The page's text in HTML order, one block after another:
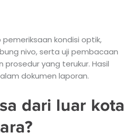
kondisi optik,
nivo, serta uji pembacaan
prosedur yang terukur. Hasil
dokumen laporan.
dari luar kota